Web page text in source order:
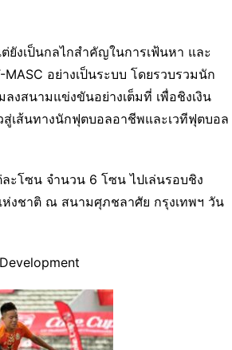
ยังเป็นกลไกสำคัญในการเฟ้นหา และ
อย่างเป็นระบบ โดยรวบรวมนัก
งสนามแข่งขันอย่างเต็มที่ เพื่อชิงเงิน
เส้นทางนักฟุตบอลอาชีพและเวทีฟุตบอล
ะโซน จำนวน 6 โซน ไปเล่นรอบชิง
งชาติ ณ สนามศุภชลาศัย กรุงเทพฯ วัน